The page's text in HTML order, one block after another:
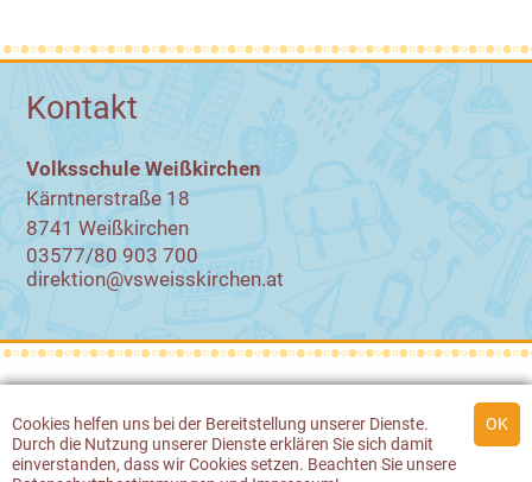
Cookies helfen uns bei der Bereitstellung unserer Dienste.
Durch die Nutzung unserer Dienste erklären Sie sich damit
einverstanden, dass wirCookiessetzen. Beachten Sie unsere
Kontakt
Volksschule Weißkirchen
Kärntnerstraße 18
8741 Weißkirchen
03577/80 903 700
direktion@vsweisskirchen.at
© 2026 Volksschule Weißkirchen
Werbeagentur Gössler & Sailer